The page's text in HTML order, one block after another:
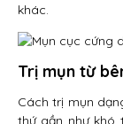
khác.
Trị mụn từ
Cách trị mụn
thứ gần như khó